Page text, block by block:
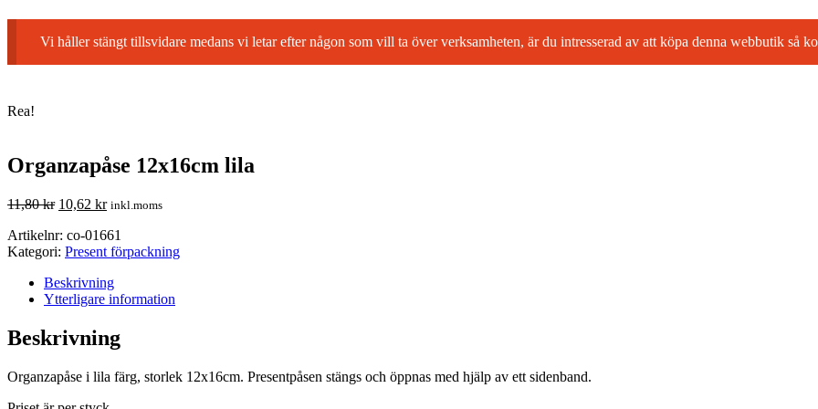
Vi håller stängt tillsvidare medans vi letar efter någon som vill ta över verksamheten, är du intresserad av att köpa denna webbutik så
Rea!
Organzapåse 12x16cm lila
11,80kr 10,62 kr inkl.moms
Artikelnr: co-01661
Kategori: Present förpackning
Beskrivning
Ytterligare information
Beskrivning
Organzapåse i lila färg, storlek 12x16cm. Presentpåsen stängs och öppnas med hjälp av ett sidenband.